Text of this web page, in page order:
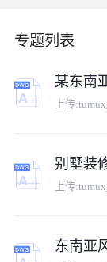
专题列表
某东南
上传:
别墅装
上传:
东南亚